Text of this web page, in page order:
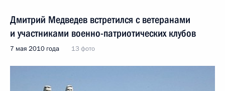
Дмитрий Медведев встретился с ветеранами
и участниками военно-патриотических клубов
7 мая 2010 года 13 фото